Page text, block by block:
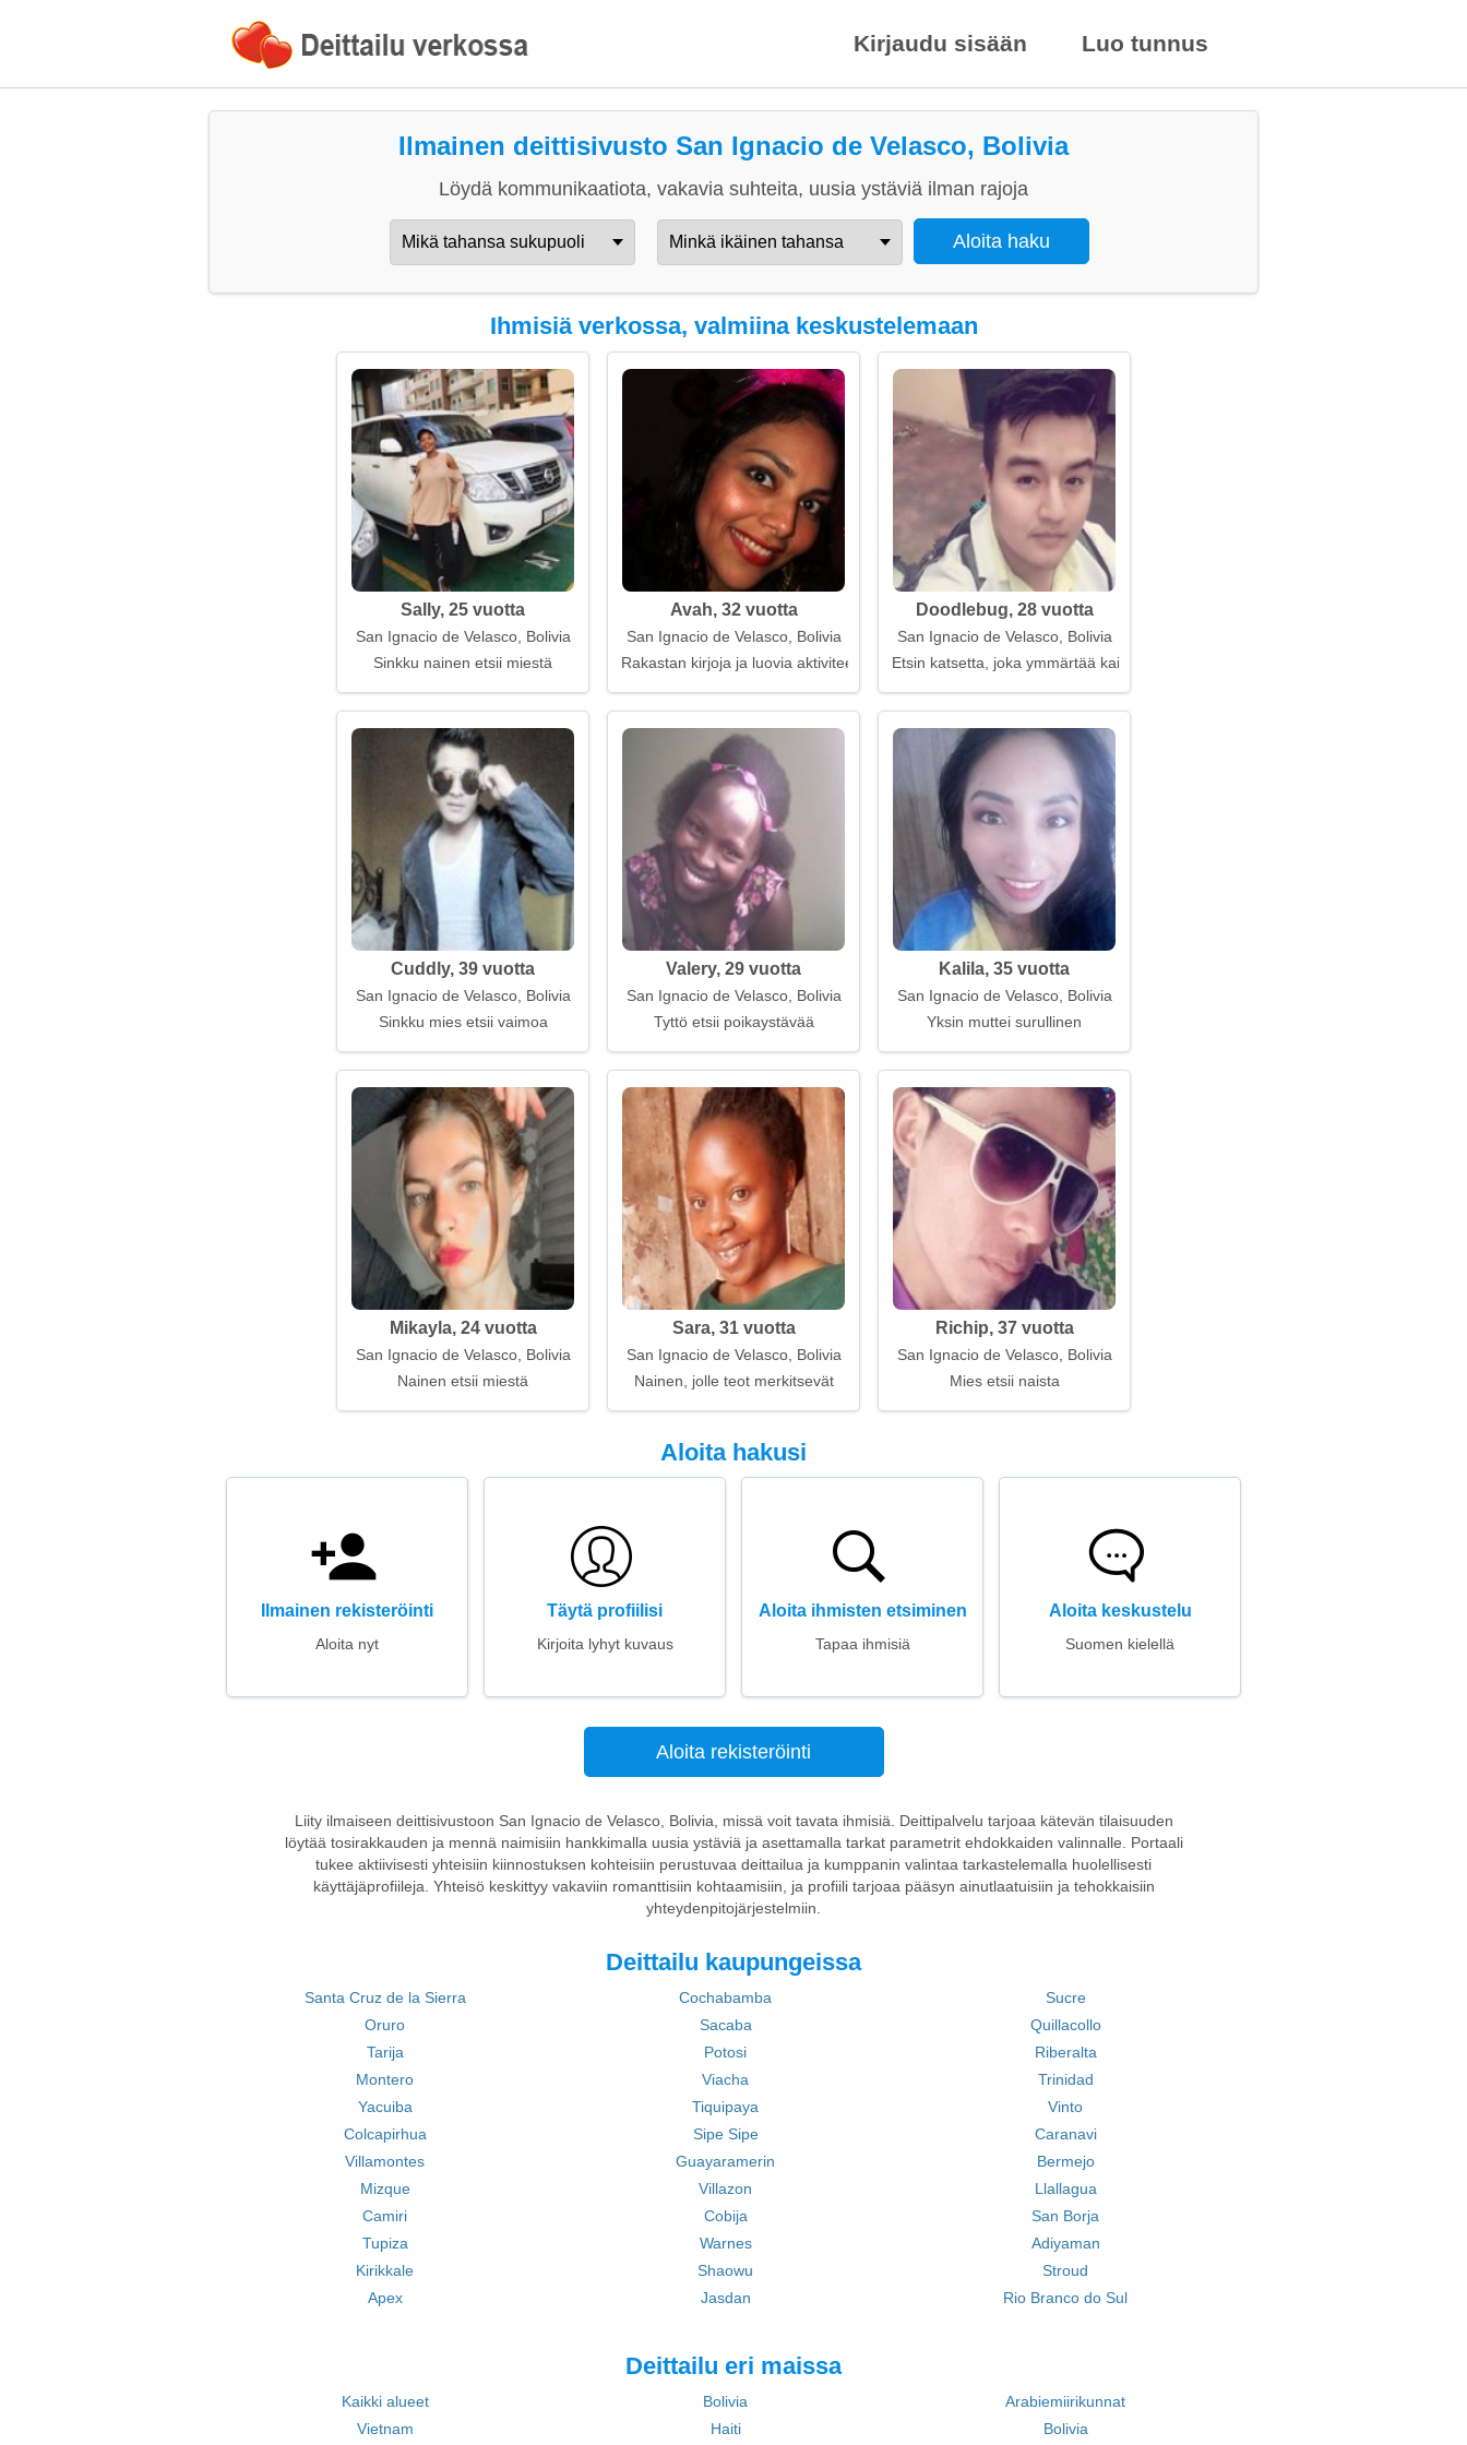
Kirjaudu sisään Luo tunnus
Ilmainen deittisivusto San Ignacio de Velasco, Bolivia
Löydä kommunikaatiota, vakavia suhteita, uusia ystäviä ilman rajoja
Ihmisiä verkossa, valmiina keskustelemaan
Sally, 25 vuotta
San Ignacio de Velasco, Bolivia
Sinkku nainen etsii miestä
Avah, 32 vuotta
San Ignacio de Velasco, Bolivia
Rakastan kirjoja ja luovia aktiviteetteja
Doodlebug, 28 vuotta
San Ignacio de Velasco, Bolivia
Etsin katsetta, joka ymmärtää kaiken
Cuddly, 39 vuotta
San Ignacio de Velasco, Bolivia
Sinkku mies etsii vaimoa
Valery, 29 vuotta
San Ignacio de Velasco, Bolivia
Tyttö etsii poikaystävää
Kalila, 35 vuotta
San Ignacio de Velasco, Bolivia
Yksin muttei surullinen
Mikayla, 24 vuotta
San Ignacio de Velasco, Bolivia
Nainen etsii miestä
Sara, 31 vuotta
San Ignacio de Velasco, Bolivia
Nainen, jolle teot merkitsevät
Richip, 37 vuotta
San Ignacio de Velasco, Bolivia
Mies etsii naista
Aloita hakusi
Ilmainen rekisteröinti
Aloita nyt
Täytä profiilisi
Kirjoita lyhyt kuvaus
Aloita ihmisten etsiminen
Tapaa ihmisiä
Aloita keskustelu
Suomen kielellä
Aloita rekisteröinti
Liity ilmaiseen deittisivustoon San Ignacio de Velasco, Bolivia, missä voit tavata ihmisiä. Deittipalvelu tarjoaa kätevän tilaisuuden
löytää tosirakkauden ja mennä naimisiin hankkimalla uusia ystäviä ja asettamalla tarkat parametrit ehdokkaiden valinnalle. Portaali
tukee aktiivisesti yhteisiin kiinnostuksen kohteisiin perustuvaa deittailua ja kumppanin valintaa tarkastelemalla huolellisesti
käyttäjäprofiileja. Yhteisö keskittyy vakaviin romanttisiin kohtaamisiin, ja profiili tarjoaa pääsyn ainutlaatuisiin ja tehokkaisiin
yhteydenpitojärjestelmiin.
Deittailu kaupungeissa
Santa Cruz de la Sierra Cochabamba
Sucre
Oruro
Sacaba
Quillacollo
Tarija
Potosi
Riberalta
Montero
Viacha
Trinidad
Yacuiba
Tiquipaya
Vinto
Colcapirhua
Sipe Sipe
Caranavi
Villamontes
Guayaramerin
Bermejo
Mizque
Villazon
Llallagua
Camiri
Cobija
San Borja
Tupiza
Warnes
Adiyaman
Kirikkale
Shaowu
Stroud
Apex
Jasdan Rio Branco do Sul
Deittailu eri maissa
Kaikki alueet Bolivia
Arabiemiirikunnat
Vietnam
Haiti Bolivia